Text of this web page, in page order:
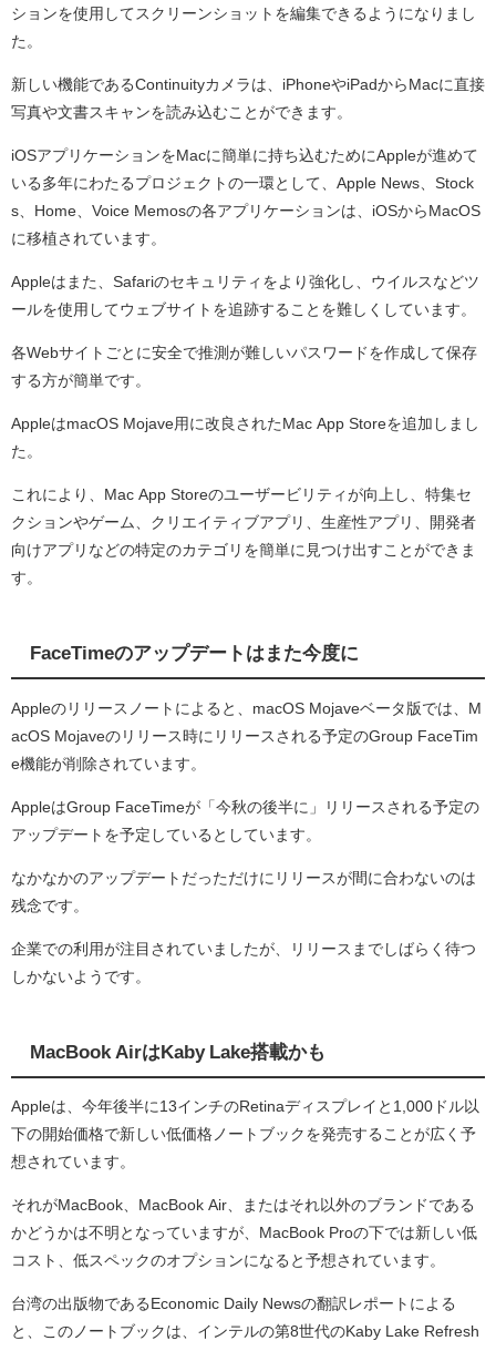
ションを使用してスクリーンショットを編集できるようになりまし
た。
新しい機能であるContinuityカメラは、iPhoneやiPadからMacに直接
写真や文書スキャンを読み込むことができます。
iOSアプリケーションをMacに簡単に持ち込むためにAppleが進めて
いる多年にわたるプロジェクトの一環として、Apple News、Stock
s、Home、Voice Memosの各アプリケーションは、iOSからMacOS
に移植されています。
Appleはまた、Safariのセキュリティをより強化し、ウイルスなどツ
ールを使用してウェブサイトを追跡することを難しくしています。
各Webサイトごとに安全で推測が難しいパスワードを作成して保存
する方が簡単です。
AppleはmacOS Mojave用に改良されたMac App Storeを追加しまし
た。
これにより、Mac App Storeのユーザービリティが向上し、特集セ
クションやゲーム、クリエイティブアプリ、生産性アプリ、開発者
向けアプリなどの特定のカテゴリを簡単に見つけ出すことができま
す。
FaceTimeのアップデートはまた今度に
Appleのリリースノートによると、macOS Mojaveベータ版では、M
acOS Mojaveのリリース時にリリースされる予定のGroup FaceTim
e機能が削除されています。
AppleはGroup FaceTimeが「今秋の後半に」リリースされる予定の
アップデートを予定しているとしています。
なかなかのアップデートだっただけにリリースが間に合わないのは
残念です。
企業での利用が注目されていましたが、リリースまでしばらく待つ
しかないようです。
MacBook AirはKaby Lake搭載かも
Appleは、今年後半に13インチのRetinaディスプレイと1,000ドル以
下の開始価格で新しい低価格ノートブックを発売することが広く予
想されています。
それがMacBook、MacBook Air、またはそれ以外のブランドである
かどうかは不明となっていますが、MacBook Proの下では新しい低
コスト、低スペックのオプションになると予想されています。
台湾の出版物であるEconomic Daily Newsの翻訳レポートによる
と、このノートブックは、インテルの第8世代のKaby Lake Refresh